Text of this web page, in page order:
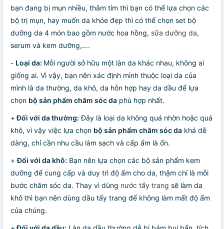
bạn đang bị mụn nhiều, thâm tím thì bạn có thể lựa chọn các
bộ trị mụn, hay muốn da khỏe đẹp thì có thể chọn set bộ
dưỡng da 4 món bao gồm nước hoa hồng, sữa dưỡng da,
serum và kem dưỡng,….
- Loại da: Mỗi người sở hữu một làn da khác nhau, không ai
giống ai. Vì vậy, bạn nên xác định mình thuộc loại da của
mình là da thường, da khô, da hỗn hợp hay da dầu để lựa
chọn bộ sản phẩm chăm sóc da phù hợp nhất.
+Đối với da thường: Đây là loại da không quá nhờn hoặc quá
khô, vì vậy việc lựa chọn bộ sản phẩm chăm sóc da khá dễ
dàng, chỉ cần nhu cầu làm sạch và cấp ẩm là ổn.
+Đối với da khô: Bạn nên lựa chọn các bộ sản phẩm kem
dưỡng để cung cấp và duy trì độ ẩm cho da, thậm chí là mỗi
bước chăm sóc da. Thay vì dùng nước tẩy trang sẽ làm da
khô thì bạn nên dùng dầu tẩy trang để không làm mất độ ẩm
của chúng.